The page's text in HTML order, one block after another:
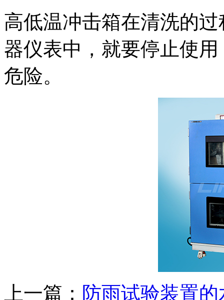
高低温冲击箱在清洗的
器仪表中，就要停止使
危险。
上一篇： 防雨试验装置